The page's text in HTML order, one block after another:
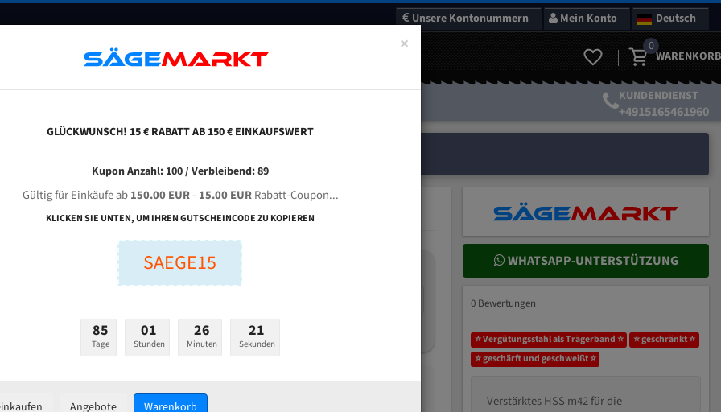
Unsere Kontonummern Mein Konto Deutsch
FAQ GUTSCHEINE BLOG KONTAKT
0
WARENKORB
KUNDENDIENST
+4915165461960
TMJ PP 362 GA für 4400 mm Bi-Metall Bandsägeblätter
Breite (mm):
48,20 €
zzgl.Versandkosten
WHATSAPP-UNTERSTÜTZUNG
0 Bewertungen
⭐ Vergütungsstahl als Trägerband ⭐
⭐ geschränkt ⭐
⭐ geschärft und geschweißt ⭐
Verstärktes HSS m42 für die
×
GLÜCKWUNSCH! 15 € RABATT AB 150 € EINKAUFSWERT
Kupon Anzahl: 100 / Verbleibend: 89
Gültig für Einkäufe ab150.00 EUR- 15.00 EURRabatt-Coupon...
KLICKEN SIE UNTEN, UM IHREN GUTSCHEINCODE ZU KOPIEREN
SAEGE15
85
Tage
01
Stunden
26
Minuten
20
Sekunden
Angebote Warenkorb